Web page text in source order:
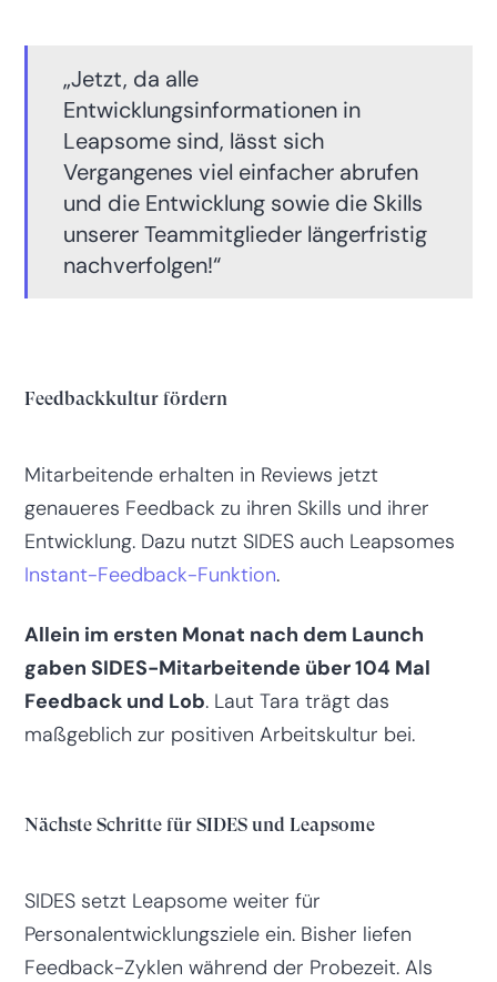
„Jetzt, da alle
Entwicklungsinformationen in
Leapsome sind, lässt sich
Vergangenes viel einfacher abrufen
und die Entwicklung sowie die Skills
unserer Teammitglieder längerfristig
nachverfolgen!“
Feedbackkultur fördern
Mitarbeitende erhalten in Reviews jetzt
genaueres Feedback zu ihren Skills und ihrer
Entwicklung. Dazu nutzt SIDES auch Leapsomes
Instant-Feedback-Funktion.
Allein im ersten Monat nach dem Launch
gaben SIDES-Mitarbeitende über 104 Mal
Feedback und Lob. Laut Tara trägt das
maßgeblich zur positiven Arbeitskultur bei.
Nächste Schritte für SIDES und Leapsome
SIDES setzt Leapsome weiter für
Personalentwicklungsziele ein. Bisher liefen
Feedback-Zyklen während der Probezeit. Als